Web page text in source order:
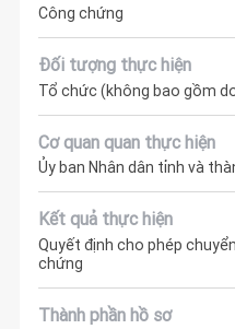
Công chứng
Đối tượng thực hiện
Tổ chức (không bao gồm
Cơ quan quan thực hiện
Ủy ban Nhân dân tỉnh và
Kết quả thực hiện
Quyết định cho phép
chứng
Thành phần hồ sơ